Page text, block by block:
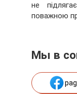
не
поважною
Мы в